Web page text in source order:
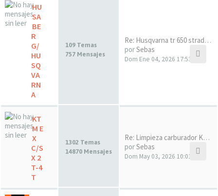
HU
SA
BE
R
G/
HU
SQ
VA
RN
A
109 Temas
757 Mensajes
Re: Husqvarna tr 650 strada a…
porSebas
Dom Ene 04, 2026 17:53
KT
M E
X
C/S
X 2
T-4
T
1302 Temas
14870 Mensajes
Re: Limpieza carburador KTM E…
porSebas
Dom May 03, 2026 10:01